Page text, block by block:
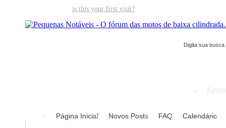
is this your first visit?
Página Inicial Novos Posts FAQ Calendário